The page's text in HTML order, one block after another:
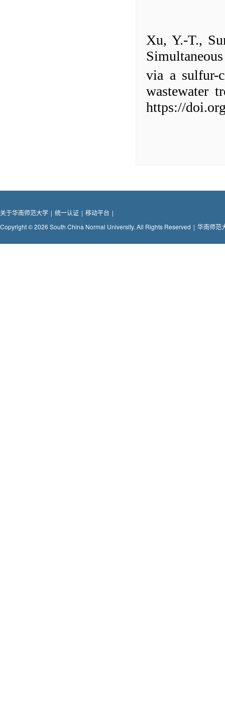
Xu, Y.-T.,
via a sulfur-
wastewater
https://
关于华南师范大学 | 统一认证 | 移动平台 |
Copyright © 2026 South China Normal University. All Rights Reserved | 华南师范